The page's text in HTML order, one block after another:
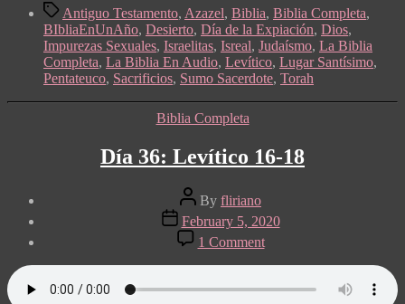
TagsAntiguo Testamento, Azazel, Biblia, Biblia Completa,
BIbliaEnUnAño, Desierto, Día de la Expiación, Dios,
Impurezas Sexuales, Israelitas, Isreal, Judaísmo, La Biblia
Completa, La Biblia En Audio, Levítico, Lugar Santísimo,
Pentateuco, Sacrificios, Sumo Sacerdote, Torah
Categories
Biblia Completa
Día 36: Levítico 16-18
Post
author
By fliriano
Post
date
February 5, 2020
1 Commenton
Día
36:
Levítico